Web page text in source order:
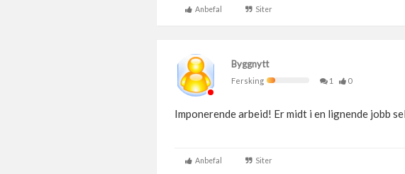
Anbefal Siter
Byggnytt
Fersking
1 0
Imponerende arbeid! Er midt i en lignende jobb
Anbefal Siter